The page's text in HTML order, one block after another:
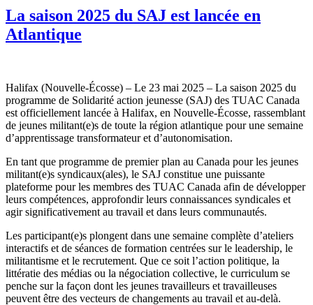
La saison 2025 du SAJ est lancée en
Atlantique
Halifax (Nouvelle-Écosse) – Le 23 mai 2025 – La saison 2025 du
programme de Solidarité action jeunesse (SAJ) des TUAC Canada
est officiellement lancée à Halifax, en Nouvelle-Écosse, rassemblant
de jeunes militant(e)s de toute la région atlantique pour une semaine
d’apprentissage transformateur et d’autonomisation.
En tant que programme de premier plan au Canada pour les jeunes
militant(e)s syndicaux(ales), le SAJ constitue une puissante
plateforme pour les membres des TUAC Canada afin de développer
leurs compétences, approfondir leurs connaissances syndicales et
agir significativement au travail et dans leurs communautés.
Les participant(e)s plongent dans une semaine complète d’ateliers
interactifs et de séances de formation centrées sur le leadership, le
militantisme et le recrutement. Que ce soit l’action politique, la
littératie des médias ou la négociation collective, le curriculum se
penche sur la façon dont les jeunes travailleurs et travailleuses
peuvent être des vecteurs de changements au travail et au-delà.